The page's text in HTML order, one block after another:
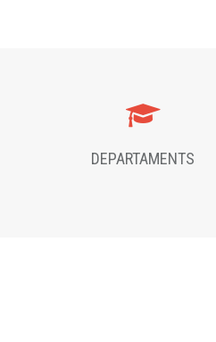
DEPARTAMENTS